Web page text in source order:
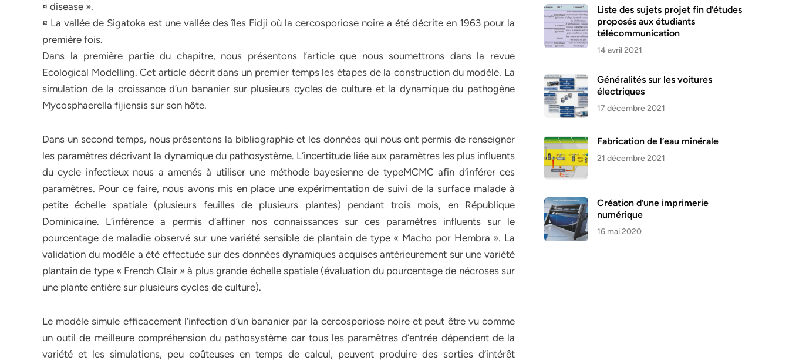
¤ disease ».
¤ La vallée de Sigatoka est une vallée des îles Fidji où la cercosporiose noire a été décrite en 1963 pour la
première fois.
Dans la première partie du chapitre, nous présentons l’article que nous soumettrons dans la revue
Ecological Modelling. Cet article décrit dans un premier temps les étapes de la construction du modèle. La
simulation de la croissance d’un bananier sur plusieurs cycles de culture et la dynamique du pathogène
Mycosphaerella fijiensis sur son hôte.
Dans un second temps, nous présentons la bibliographie et les données qui nous ont permis de renseigner
les paramètres décrivant la dynamique du pathosystème. L’incertitude liée aux paramètres les plus influents
du cycle infectieux nous a amenés à utiliser une méthode bayesienne de typeMCMC afin d’inférer ces
paramètres. Pour ce faire, nous avons mis en place une expérimentation de suivi de la surface malade à
petite échelle spatiale (plusieurs feuilles de plusieurs plantes) pendant trois mois, en République
Dominicaine. L’inférence a permis d’affiner nos connaissances sur ces paramètres influents sur le
pourcentage de maladie observé sur une variété sensible de plantain de type « Macho por Hembra ». La
validation du modèle a été effectuée sur des données dynamiques acquises antérieurement sur une variété
plantain de type « French Clair » à plus grande échelle spatiale (évaluation du pourcentage de nécroses sur
une plante entière sur plusieurs cycles de culture).
Le modèle simule efficacement l’infection d’un bananier par la cercosporiose noire et peut être vu comme
un outil de meilleure compréhension du pathosystème car tous les paramètres d’entrée dépendent de la
variété et les simulations, peu coûteuses en temps de calcul, peuvent produire des sorties d’intérêt
Liste des sujets projet fin d’études
proposés aux étudiants
télécommunication
14 avril 2021
Généralités sur les voitures
électriques
17 décembre 2021
Fabrication de l’eau minérale
21 décembre 2021
Création d’une imprimerie
numérique
16 mai 2020